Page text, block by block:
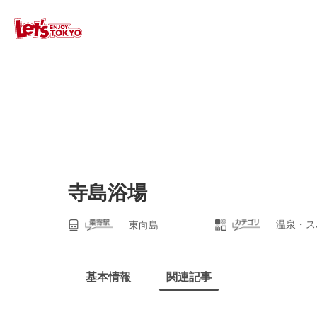
寺島浴場
東向島 温泉・
基本情報 関連記事